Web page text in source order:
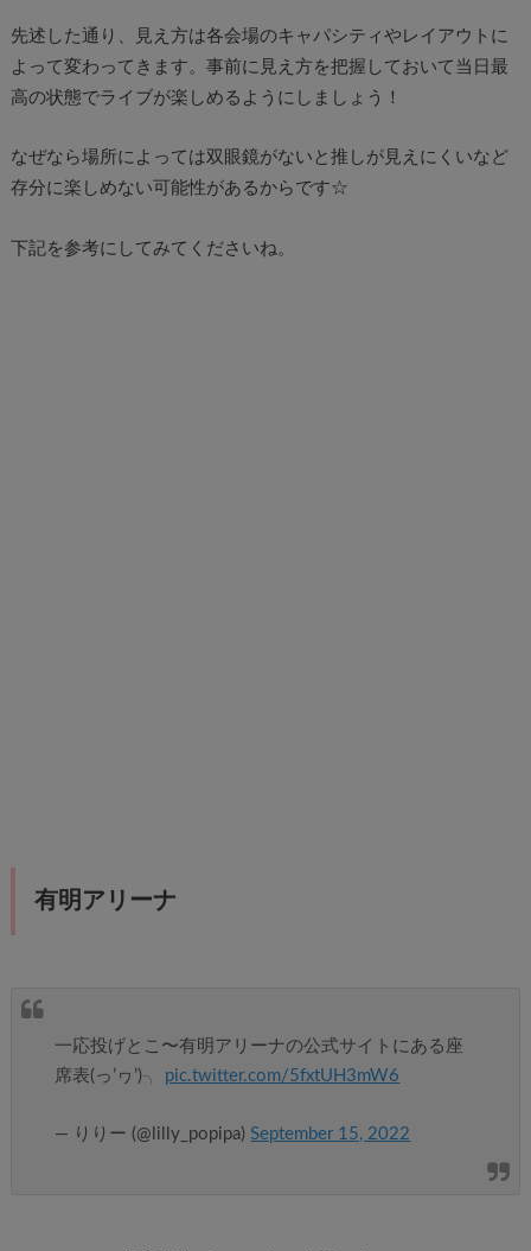
先述した通り、見え方は各会場のキャパシティやレイアウトに
よって変わってきます。事前に見え方を把握しておいて当日最
高の状態でライブが楽しめるようにしましょう！
なぜなら場所によっては双眼鏡がないと推しが見えにくいなど
存分に楽しめない可能性があるからです☆
下記を参考にしてみてくださいね。
有明アリーナ
一応投げとこ〜有明アリーナの公式サイトにある座
席表(っ’ヮ’)╮ pic.twitter.com/5fxtUH3mW6
— りりー (@lilly_popipa)September 15, 2022